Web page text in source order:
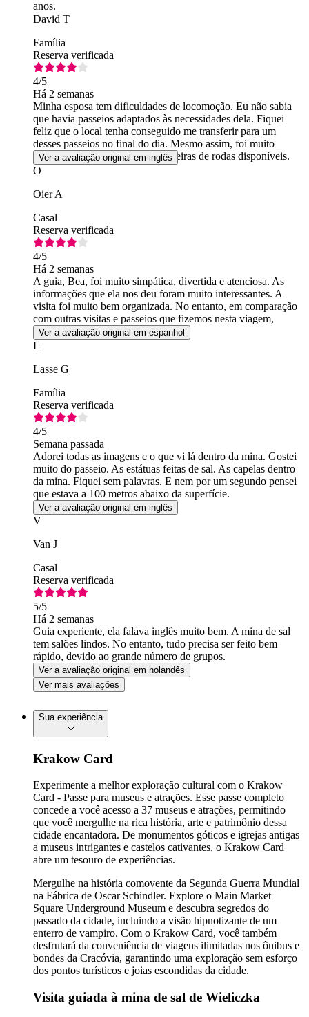
anos.
David T
Família
Reserva verificada
4/5
Há 2 semanas
Minha esposa tem dificuldades de locomoção. Eu não sabia
que havia passeios adaptados às necessidades dela. Fiquei
feliz que o local tenha conseguido me transferir para um
desses passeios no final do dia. Mesmo assim, foi muito
difícil, pois havia apenas três cadeiras de rodas disponíveis.
Ver a avaliação original em inglês
O
Oier A
Casal
Reserva verificada
4/5
Há 2 semanas
A guia, Bea, foi muito simpática, divertida e atenciosa. As
informações que ela nos deu foram muito interessantes. A
visita foi muito bem organizada. No entanto, em comparação
com outras visitas e passeios que fizemos nesta viagem,
achamos que o preço é alto.
Ver a avaliação original em espanhol
L
Lasse G
Família
Reserva verificada
4/5
Semana passada
Adorei todas as imagens e o que vi lá dentro da mina. Gostei
muito do passeio. As estátuas feitas de sal. As capelas dentro
da mina. Fiquei sem palavras. E nem por um segundo pensei
que estava a 100 metros abaixo da superfície.
Ver a avaliação original em inglês
V
Van J
Casal
Reserva verificada
5/5
Há 2 semanas
Guia experiente, ela falava inglês muito bem. A mina de sal
tem salões lindos. No entanto, tudo precisa ser feito bem
rápido, devido ao grande número de grupos.
Ver a avaliação original em holandês
Ver mais avaliações
Sua experiência
Krakow Card
Experimente a melhor exploração cultural com o Krakow
Card - Passe para museus e atrações. Esse passe completo
concede a você acesso a 37 museus e atrações, permitindo
que você mergulhe na rica história, arte e patrimônio dessa
cidade encantadora. De monumentos góticos e igrejas antigas
a museus intrigantes e castelos cativantes, o Krakow Card
abre um tesouro de experiências.
Mergulhe na história comovente da Segunda Guerra Mundial
na Fábrica de Oscar Schindler. Explore o Main Market
Square Underground Museum e descubra segredos do
passado da cidade, incluindo a visão hipnotizante de um
enterro de vampiro. Com o Krakow Card, você também
desfrutará da conveniência de viagens ilimitadas nos ônibus e
bondes da Cracóvia, garantindo uma exploração sem esforço
dos pontos turísticos e joias escondidas da cidade.
Visita guiada à mina de sal de Wieliczka